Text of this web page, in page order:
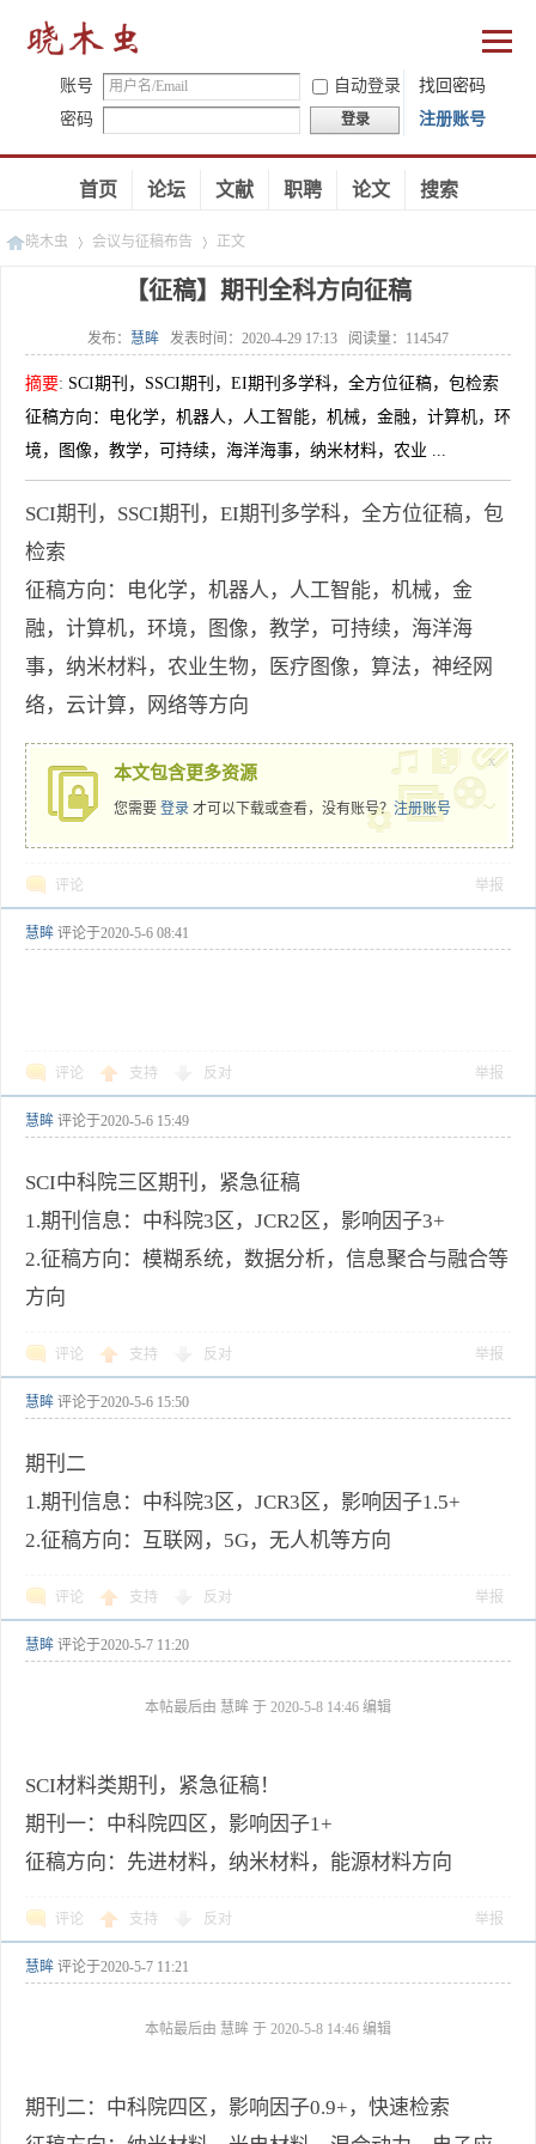
账号 自动登录
找回密码
密码
登录 注册账号
首页 论坛 文献 职聘 论文 搜索
晓木虫 会议与征稿布告
»
正文
【征稿】期刊全科方向征稿
发布： 慧眸 发表时间： 2020-4-29 17:13 阅读量： 114547
摘要: SCI期刊，SSCI期刊，EI期刊多学科，全方位征稿，包检索
征稿方向：电化学，机器人，人工智能，机械，金融，计算机，环
境，图像，教学，可持续，海洋海事，纳米材料，农业 ...
SCI期刊，SSCI期刊，EI期刊多学科，全方位征稿，包
检索
征稿方向：电化学，机器人，人工智能，机械，金
融，计算机，环境，图像，教学，可持续，海洋海
事，纳米材料，农业生物，医疗图像，算法，神经网
络，云计算，网络等方向
本文包含更多资源
您需要 登录 才可以下载或查看，没有账号？ 注册账号
x
评论 举报
慧眸 评论于2020-5-6 08:41
评论 支持 反对 举报
慧眸 评论于2020-5-6 15:49
SCI中科院三区期刊，紧急征稿
1.期刊信息：中科院3区，JCR2区，影响因子3+
2.征稿方向：模糊系统，数据分析，信息聚合与融合等
方向
评论 支持 反对 举报
慧眸 评论于2020-5-6 15:50
期刊二
1.期刊信息：中科院3区，JCR3区，影响因子1.5+
2.征稿方向：互联网，5G，无人机等方向
评论 支持 反对 举报
慧眸 评论于2020-5-7 11:20
本帖最后由 慧眸 于 2020-5-8 14:46 编辑
SCI材料类期刊，紧急征稿！
期刊一：中科院四区，影响因子1+
征稿方向：先进材料，纳米材料，能源材料方向
评论 支持 反对 举报
慧眸 评论于2020-5-7 11:21
本帖最后由 慧眸 于 2020-5-8 14:46 编辑
期刊二：中科院四区，影响因子0.9+，快速检索